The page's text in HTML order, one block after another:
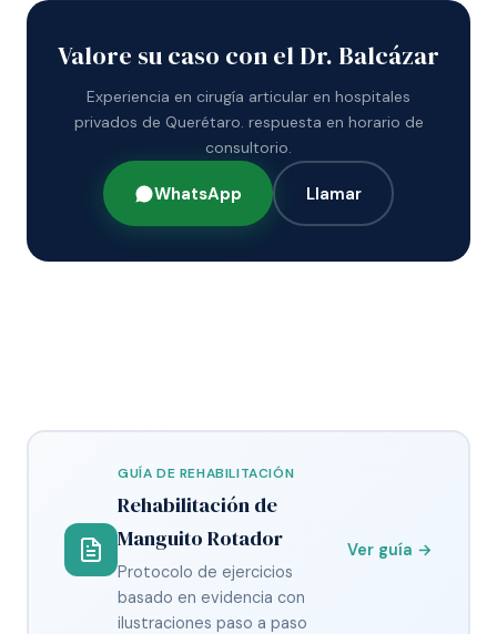
Valore su caso con el Dr. Balcázar
Experiencia en cirugía articular en hospitales
privados de Querétaro. respuesta en horario de
consultorio.
WhatsApp Llamar
GUÍA DE REHABILITACIÓN
Rehabilitación de
Manguito Rotador
Protocolo de ejercicios
basado en evidencia con
ilustraciones paso a paso
Ver guía →